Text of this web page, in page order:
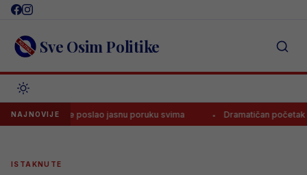
Skip
content Sve Osim Politike
NAJNOVIJE
poslao jasnu poruku svima Dramatičan početak nove
ISTAKNUTE